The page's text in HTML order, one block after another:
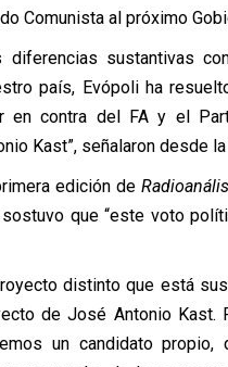
Comunista al próximo
diferencias sustantivas
país, Evópoli ha
en contra del FA y el
Kast”, señalaron desde
edición de
sostuvo que “este voto
distinto que está
de José Antonio
un candidato